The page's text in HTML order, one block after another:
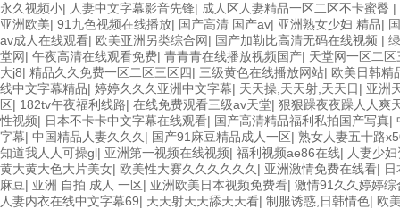
永久视频小| 人妻中文字幕影音先锋| 成人区人妻精品一区二区不卡蜜臀 |
亚洲欧美| 91九色视频在线播放| 国产高清 国产av| 亚洲熟女少妇 精品|
av成人在线观看| 欧美亚洲另类综合网| 国产加勒比高清无码在线视频 |
堂网| 午夜高清在线观看免费| 青青青在线播放视频国产| 天堂网一区二
大j8| 精品久久免费一区二区三区四| 三级黄色在线播放网站| 欧美日韩精
线中文字幕精品| 婷婷久久久亚洲中文字幕| 天天操,天天射,天天日| 亚洲
区| 182tv午夜福利线路| 在线免费观看三级av天堂| 狠狠躁夜夜躁人人爽
性视频| 日本不卡卡中文字幕在线观看| 国产高清精品福利私拍国产写真|
字幕| 中国精品人妻久久久 | 国产91麻豆精品成人一区| 熟女人妻五十路
知道我人人可操gl| 亚洲第一视频在线视频| 福利视频ae86在线| 人妻少
黄大黄大色大片美女| 欧美性大赛久久久久久久 | 亚洲激情免费在线看|
麻豆| 亚洲 自拍 成人 一区| 亚洲欧美日本视频免费看| 激情91久久婷婷综
人妻内衣在线中文字幕69| 天天射天天舔天天看| 制服诱惑,日韩情色| 欧